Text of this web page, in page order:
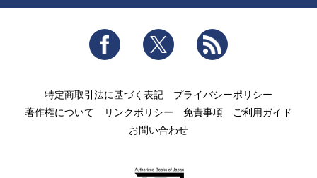
Facebook Twitter
特定商取引法に基づく表記
プライバシーポリシー
著作権について
リンクポリシー 免責事項
ご利用ガイド
お問い合わせ